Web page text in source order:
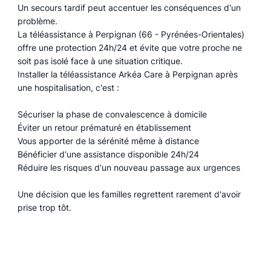
Un secours tardif peut accentuer les conséquences d'un
problème.
La téléassistance à Perpignan (66 - Pyrénées-Orientales)
offre une protection 24h/24 et évite que votre proche ne
soit pas isolé face à une situation critique.
Installer la téléassistance Arkéa Care à Perpignan après
une hospitalisation, c'est :
Sécuriser la phase de convalescence à domicile
Éviter un retour prématuré en établissement
Vous apporter de la sérénité même à distance
Bénéficier d'une assistance disponible 24h/24
Réduire les risques d'un nouveau passage aux urgences
Une décision que les familles regrettent rarement d'avoir
prise trop tôt.